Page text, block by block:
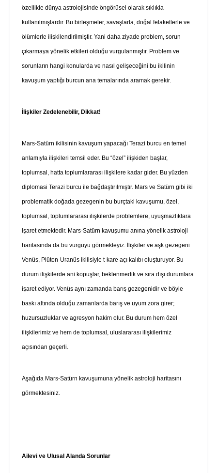
özellikle dünya astrolojisinde öngörüsel olarak sıklıkla
kullanılmışlardır. Bu birleşmeler, savaşlarla, doğal felaketlerle ve
ölümlerle ilişkilendirilmiştir. Yani daha ziyade problem, sorun
çıkarmaya yönelik etkileri olduğu vurgulanmıştır. Problem ve
sorunların hangi konularda ve nasıl gelişeceğini bu ikilinin
kavuşum yaptığı burcun ana temalarında aramak gerekir.
İlişkiler Zedelenebilir, Dikkat!
Mars-Satürn ikilisinin kavuşum yapacağı Terazi burcu en temel
anlamıyla ilişkileri temsil eder. Bu “özel” ilişkiden başlar,
toplumsal, hatta toplumlararası ilişkilere kadar gider. Bu yüzden
diplomasi Terazi burcu ile bağdaştırılmıştır. Mars ve Satürn gibi iki
problematik doğada gezegenin bu burçtaki kavuşumu, özel,
toplumsal, toplumlararası ilişkilerde problemlere, uyuşmazlıklara
işaret etmektedir. Mars-Satürn kavuşumu anına yönelik astroloji
haritasında da bu vurguyu görmekteyiz. İlişkiler ve aşk gezegeni
Venüs, Plüton-Uranüs ikilisiyle t-kare açı kalıbı oluşturuyor. Bu
durum ilişkilerde ani kopuşlar, beklenmedik ve sıra dışı durumlara
işaret ediyor. Venüs aynı zamanda barış gezegenidir ve böyle
baskı altında olduğu zamanlarda barış ve uyum zora girer;
huzursuzluklar ve agresyon hakim olur. Bu durum hem özel
ilişkilerimiz ve hem de toplumsal, uluslararası ilişkilerimiz
açısından geçerli.
Aşağıda Mars-Satürn kavuşumuna yönelik astroloji haritasını
görmektesiniz.
Ailevi ve Ulusal Alanda Sorunlar